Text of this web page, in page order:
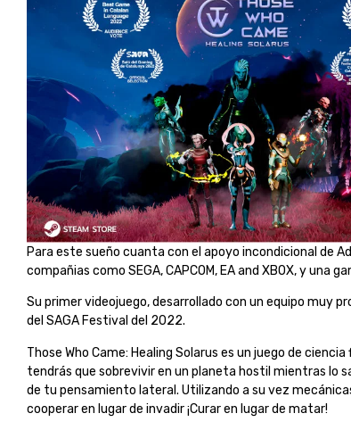
Para este sueño cuanta con el apoyo incondicional de
compañias como SEGA, CAPCOM, EA and XBOX, y una
Su primer videojuego, desarrollado con un equipo muy
del SAGA Festival del 2022.
Those Who Came: Healing Solarus es un juego de
tendrás que sobrevivir en un planeta hostil mientras lo
de tu pensamiento lateral. Utilizando a su vez
cooperar en lugar de invadir ¡Curar en lugar de matar!